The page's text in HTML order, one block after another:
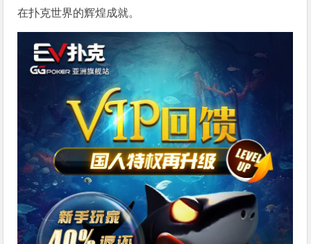
在扑克世界的辉煌成就。